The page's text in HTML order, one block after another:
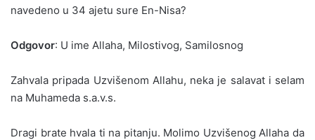
navedeno u 34 ajetu sure En-Nisa?
Odgovor: U ime Allaha, Milostivog, Samilosnog
Zahvala pripada Uzvišenom Allahu, neka je salavat i selam
na Muhameda s.a.v.s.
Dragi brate hvala ti na pitanju. Molimo Uzvišenog Allaha da